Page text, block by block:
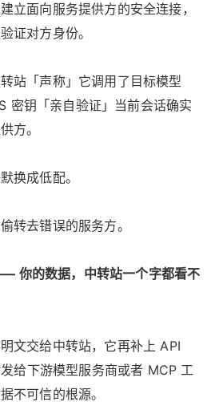
立面向服务提供方的安全连接，
证对方身份。
站「声称」它调用了目标模型
钥「亲自验证」当前会话确实
方。
换成低配。
转去错误的服务方。
你的数据，中转站一个字都看不
文交给中转站，它再补上 API
给下游模型服务商或者 MCP 工
不可信的根源。